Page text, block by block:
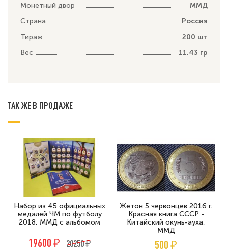
Монетный двор
ММД
Страна
Россия
Тираж
200 шт
Вес
11,43 гр
ТАК ЖЕ В ПРОДАЖЕ
Набор из 45 официальных
медалей ЧМ по футболу
2018, ММД с альбомом
19600 ₽ 20250 ₽
Жетон 5 червонцев 2016 г.
Красная книга СССР -
Китайский окунь-ауха,
ММД
500 ₽